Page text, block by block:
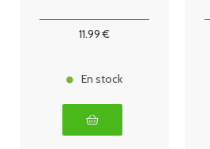
11.99 €
En stock